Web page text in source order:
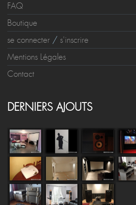
FAQ
Boutique
se connecter / s'inscrire
Mentions Légales
Contact
DERNIERS AJOUTS